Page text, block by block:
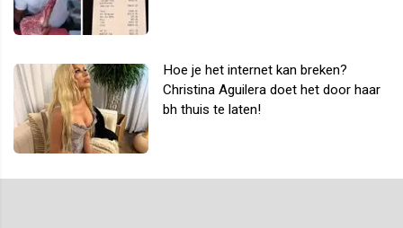
Hoe je het internet kan breken?
Christina Aguilera doet het door haar
bh thuis te laten!